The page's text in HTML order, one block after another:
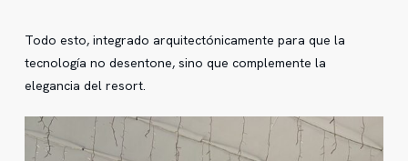
Todo esto, integrado arquitectónicamente para que la
tecnología no desentone, sino que complemente la
elegancia del resort.